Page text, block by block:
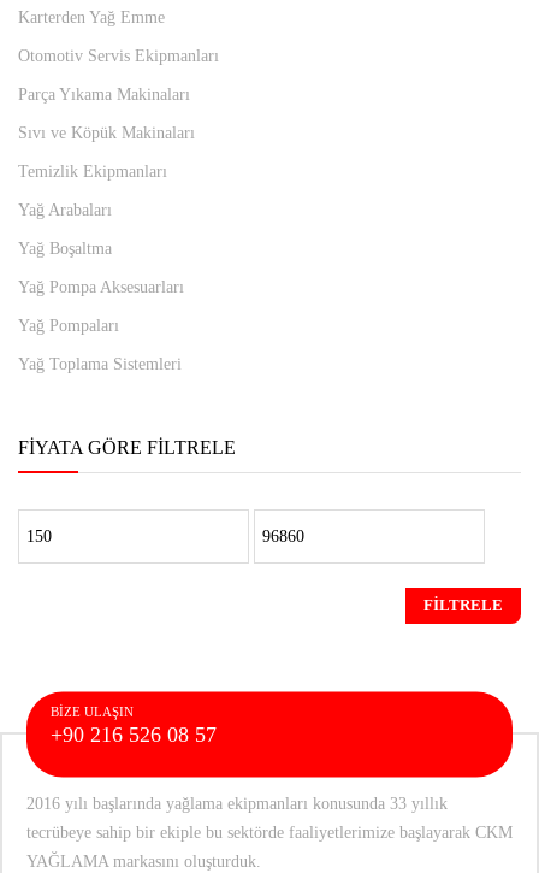
Karterden Yağ Emme
Otomotiv Servis Ekipmanları
Parça Yıkama Makinaları
Sıvı ve Köpük Makinaları
Temizlik Ekipmanları
Yağ Arabaları
Yağ Boşaltma
Yağ Pompa Aksesuarları
Yağ Pompaları
Yağ Toplama Sistemleri
FIYATA GÖRE FILTRELE
En
düşük
En
yüksek
FILTRELE
BIZE ULAŞIN
+90 216 526 08 57
2016 yılı başlarında yağlama ekipmanları konusunda 33 yıllık
tecrübeye sahip bir ekiple bu sektörde faaliyetlerimize başlayarak CKM
YAĞLAMA markasını oluşturduk.